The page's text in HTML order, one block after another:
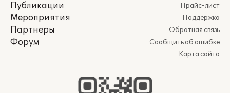
Публикации
Мероприятия
Партнеры
Форум
Прайс-лист
Поддержка
Обратная связь
Сообщить об ошибке
Карта сайта